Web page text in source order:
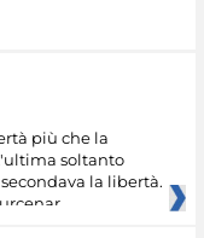
più che la
soltanto
la libertà.